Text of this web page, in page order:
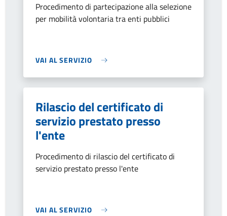
Procedimento di partecipazione alla selezione
per mobilità volontaria tra enti pubblici
VAI AL SERVIZIO
Rilascio del certificato di
servizio prestato presso
l'ente
Procedimento di rilascio del certificato di
servizio prestato presso l'ente
VAI AL SERVIZIO